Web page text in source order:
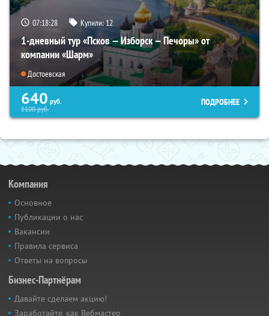
07:18:26 Купили:12
1-дневный тур «Псков — Изборск — Печоры» от
компании «Шарм»
Достоевская
640 руб.
5100руб.
ПОДРОБНЕЕ
Компания
Основное
Публикации о нас
Вакансии
Правила сервиса
Ответы на вопросы
Бизнес-Партнёрам
Давайте сделаем акцию!
Заработайте, как Вебмастер